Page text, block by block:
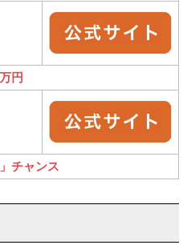
円
チャンス